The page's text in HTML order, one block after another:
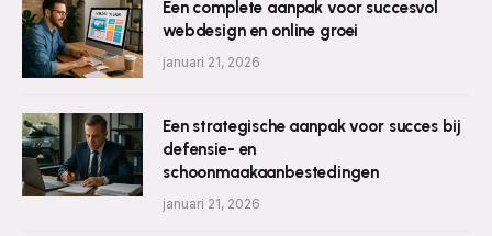
Een complete aanpak voor succesvol
webdesign en online groei
januari 21, 2026
Een strategische aanpak voor succes bij
defensie- en
schoonmaakaanbestedingen
januari 21, 2026